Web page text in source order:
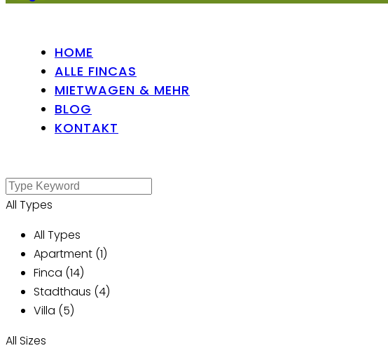
HOME
ALLE FINCAS
MIETWAGEN & MEHR
BLOG
KONTAKT
All Types
All Types
Apartment (1)
Finca (14)
Stadthaus (4)
Villa (5)
All Sizes